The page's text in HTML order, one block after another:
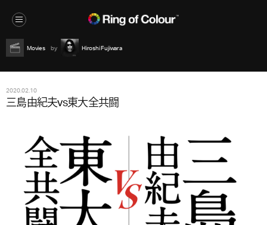
Movies Hiroshi Fujiwara
2020.02.10
三島由紀夫vs東大全共闘